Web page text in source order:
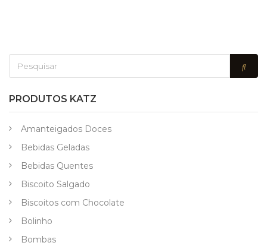
PRODUTOS KATZ
Amanteigados Doces
Bebidas Geladas
Bebidas Quentes
Biscoito Salgado
Biscoitos com Chocolate
Bolinho
Bombas